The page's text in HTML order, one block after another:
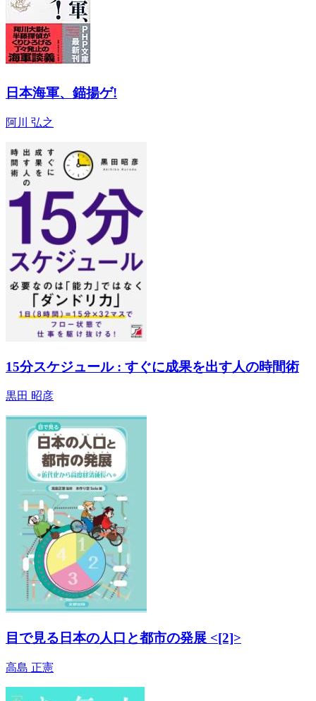
日本海軍、錨揚ゲ!
阿川 弘之
15分スケジュール : すぐに成果を出す人の時間術
黒田 昭彦
目で見る日本の人口と都市の発展 <[2]>
高島 正憲